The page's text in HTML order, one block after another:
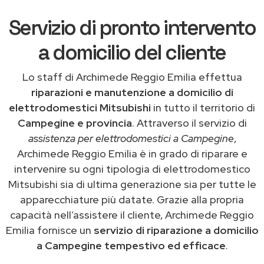
Servizio di pronto intervento
a domicilio del cliente
Lo staff di Archimede Reggio Emilia effettua
riparazioni e manutenzione a domicilio di
elettrodomestici Mitsubishi in tutto il territorio di
Campegine e provincia. Attraverso il servizio di
assistenza per elettrodomestici a Campegine,
Archimede Reggio Emilia è in grado di riparare e
intervenire su ogni tipologia di elettrodomestico
Mitsubishi sia di ultima generazione sia per tutte le
apparecchiature più datate. Grazie alla propria
capacità nell’assistere il cliente, Archimede Reggio
Emilia fornisce un servizio di riparazione a domicilio
a Campegine tempestivo ed efficace.